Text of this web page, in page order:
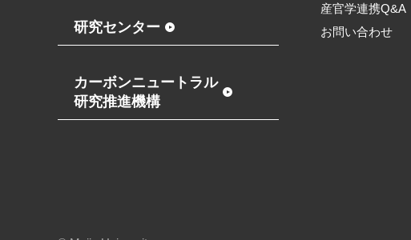
研究センター
カーボンニュートラル
研究推進機構
産官学連携Q&A
お問い合わせ